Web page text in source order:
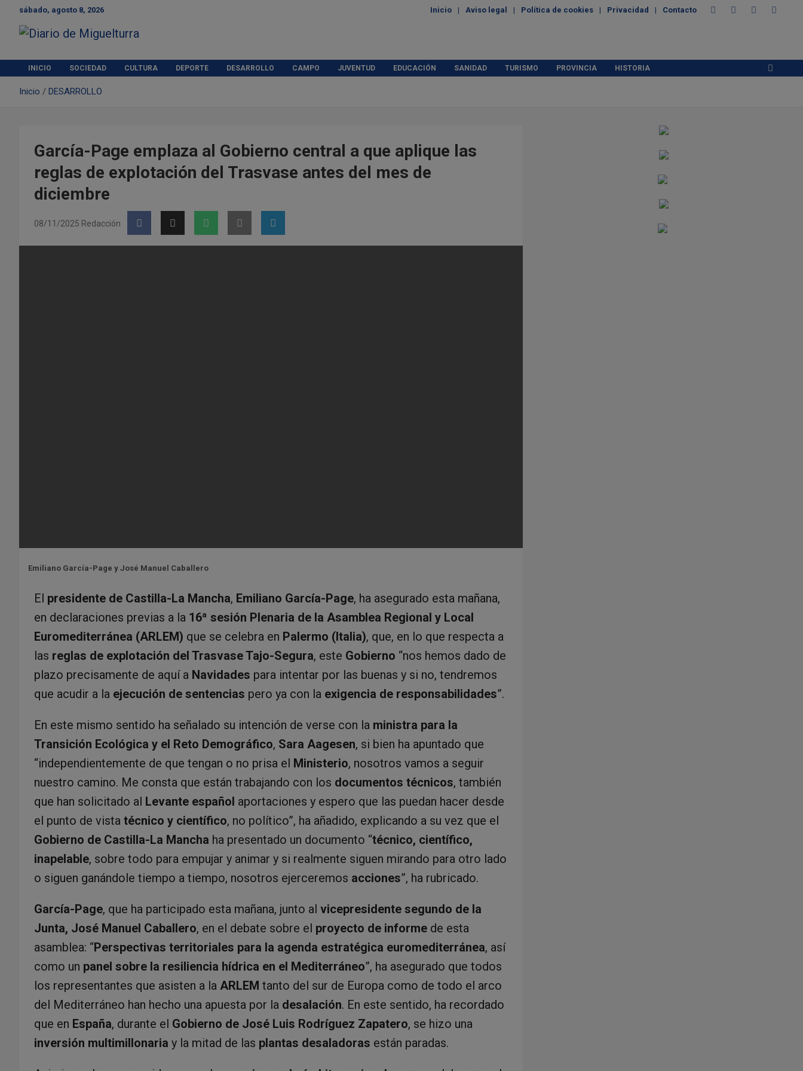
sábado, agosto 8, 2026 Inicio Aviso legal Política de cookies Privacidad Contacto
Diario de Miguelturra
INICIO SOCIEDAD CULTURA DEPORTE DESARROLLO CAMPO JUVENTUD EDUCACIÓN SANIDAD TURISMO PROVINCIA HISTORIA
Inicio DESARROLLO
García-Page emplaza al Gobierno central a que aplique las
reglas de explotación del Trasvase antes del mes de
diciembre
08/11/2025 Redacción
Emiliano García-Page y José Manuel Caballero
El presidente de Castilla-La Mancha, Emiliano García-Page, ha asegurado esta mañana,
en declaraciones previas a la 16ª sesión Plenaria de la Asamblea Regional y Local
Euromediterránea (ARLEM) que se celebra en Palermo (Italia), que, en lo que respecta a
las reglas de explotación del Trasvase Tajo-Segura, este Gobierno “nos hemos dado de
plazo precisamente de aquí a Navidades para intentar por las buenas y si no, tendremos
que acudir a la ejecución de sentencias pero ya con la exigencia de responsabilidades”.
En este mismo sentido ha señalado su intención de verse con la ministra para la
Transición Ecológica y el Reto Demográfico, Sara Aagesen, si bien ha apuntado que
“independientemente de que tengan o no prisa el Ministerio, nosotros vamos a seguir
nuestro camino. Me consta que están trabajando con los documentos técnicos, también
que han solicitado al Levante español aportaciones y espero que las puedan hacer desde
el punto de vista técnico y científico, no político”, ha añadido, explicando a su vez que el
Gobierno de Castilla-La Mancha ha presentado un documento “técnico, científico,
inapelable, sobre todo para empujar y animar y si realmente siguen mirando para otro lado
o siguen ganándole tiempo a tiempo, nosotros ejerceremos acciones”, ha rubricado.
García-Page, que ha participado esta mañana, junto al vicepresidente segundo de la
Junta, José Manuel Caballero, en el debate sobre el proyecto de informe de esta
asamblea: “Perspectivas territoriales para la agenda estratégica euromediterránea, así
como un panel sobre la resiliencia hídrica en el Mediterráneo”, ha asegurado que todos
los representantes que asisten a la ARLEM tanto del sur de Europa como de todo el arco
del Mediterráneo han hecho una apuesta por la desalación. En este sentido, ha recordado
que en España, durante el Gobierno de José Luis Rodríguez Zapatero, se hizo una
inversión multimillonaria y la mitad de las plantas desaladoras están paradas.